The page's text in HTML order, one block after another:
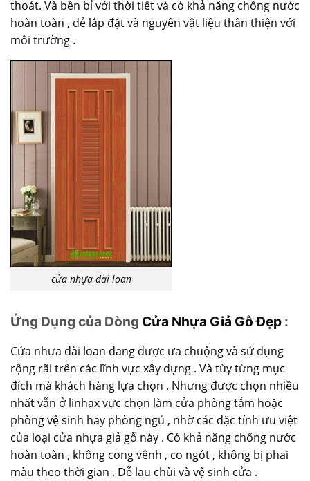
thoát. Và bền bỉ với thời tiết và có khả năng chống nước
hoàn toàn , dẻ lắp đặt và nguyên vật liệu thân thiện với
môi trường .
cửa nhựa đài loan
Ứng Dụng của Dòng Cửa Nhựa Giả Gỗ Đẹp :
Cửa nhựa đài loan đang được ưa chuộng và sử dụng
rộng rãi trên các lĩnh vực xây dựng . Và tùy từng mục
đích mà khách hàng lựa chọn . Nhưng được chọn nhiều
nhất vẫn ở linhax vực chọn làm cửa phòng tắm hoặc
phòng vệ sinh hay phòng ngủ , nhờ các đặc tính ưu việt
của loại cửa nhựa giả gỗ này . Có khả năng chống nước
hoàn toàn , không cong vênh , co ngót , không bị phai
màu theo thời gian . Dễ lau chùi và vệ sinh cửa .